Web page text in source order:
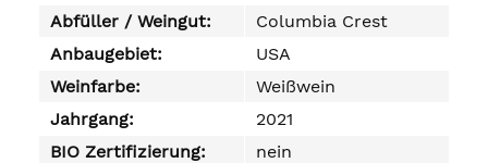
Abfüller / Weingut:
Columbia Crest
Anbaugebiet:
USA
Weinfarbe:
Weißwein
Jahrgang:
2021
BIO Zertifizierung:
nein